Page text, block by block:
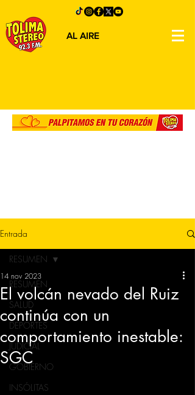
AL AIRE
Entrada
RESUMEN
SALUD
DEPORTES
JUDICIAL
GOBIERNO
INSÓLITAS
RESUMEN
El volcán nevado del Ruiz
continúa con un
comportamiento inestable:
SGC
14 nov 2023